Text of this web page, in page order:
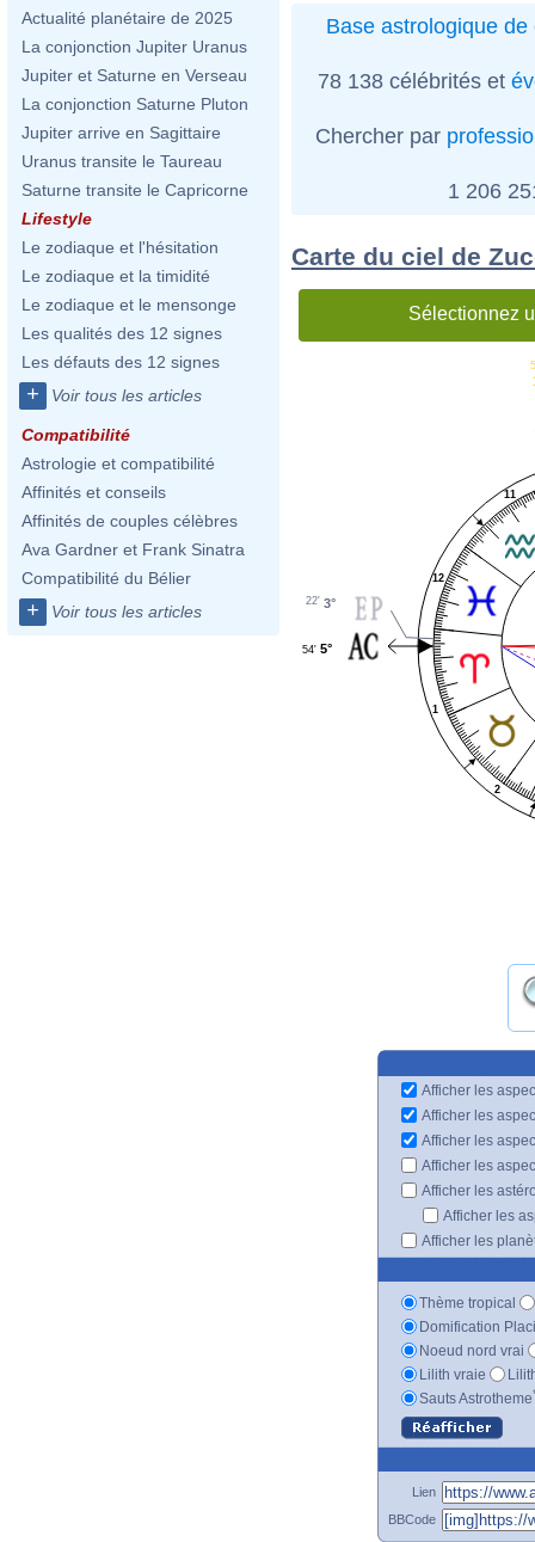
Actualité planétaire de 2025
La conjonction Jupiter Uranus
Jupiter et Saturne en Verseau
La conjonction Saturne Pluton
Jupiter arrive en Sagittaire
Uranus transite le Taureau
Saturne transite le Capricorne
Lifestyle
Le zodiaque et l'hésitation
Le zodiaque et la timidité
Le zodiaque et le mensonge
Les qualités des 12 signes
Les défauts des 12 signes
+ Voir tous les articles
Compatibilité
Astrologie et compatibilité
Affinités et conseils
Affinités de couples célèbres
Ava Gardner et Frank Sinatra
Compatibilité du Bélier
+ Voir tous les articles
Base astrologique de
78 138 célébrités et
Chercher par
1 206
Carte du ciel de
Sélectionnez
1
2
11
12
3°
22'
5°
54'
Afficher les
Afficher les
Afficher les
Afficher les
Afficher les
Afficher les
Afficher les
Thème tropical
Domification
Noeud nord vrai
Lilith vraie
Sauts Astrotheme
Lien
BBCode